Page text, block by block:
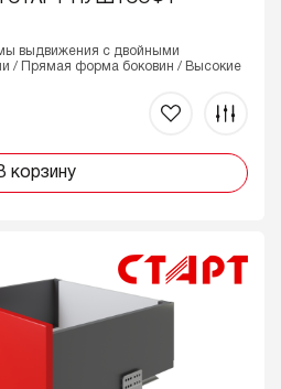
выдвижения с двойными
/ Прямая форма боковин / Высокие
корзину